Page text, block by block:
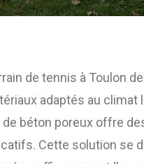
de tennis à Toulon
adaptés au climat
de béton poreux offre
Cette solution se